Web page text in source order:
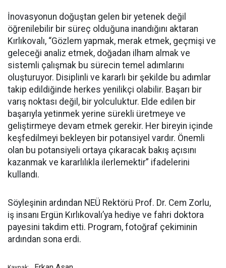
İnovasyonun doğuştan gelen bir yetenek değil
öğrenilebilir bir süreç olduğuna inandığını aktaran
Kırlıkovalı, “Gözlem yapmak, merak etmek, geçmişi ve
geleceği analiz etmek, doğadan ilham almak ve
sistemli çalışmak bu sürecin temel adımlarını
oluşturuyor. Disiplinli ve kararlı bir şekilde bu adımlar
takip edildiğinde herkes yenilikçi olabilir. Başarı bir
varış noktası değil, bir yolculuktur. Elde edilen bir
başarıyla yetinmek yerine sürekli üretmeye ve
geliştirmeye devam etmek gerekir. Her bireyin içinde
keşfedilmeyi bekleyen bir potansiyel vardır. Önemli
olan bu potansiyeli ortaya çıkaracak bakış açısını
kazanmak ve kararlılıkla ilerlemektir” ifadelerini
kullandı.
Söyleşinin ardından NEÜ Rektörü Prof. Dr. Cem Zorlu,
iş insanı Ergün Kırlıkovalı’ya hediye ve fahri doktora
payesini takdim etti. Program, fotoğraf çekiminin
ardından sona erdi.